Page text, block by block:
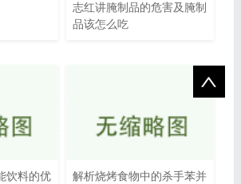
志红讲腌制品的危害及腌制
品该怎么吃
饮料的优
解析烧烤食物中的杀手苯并